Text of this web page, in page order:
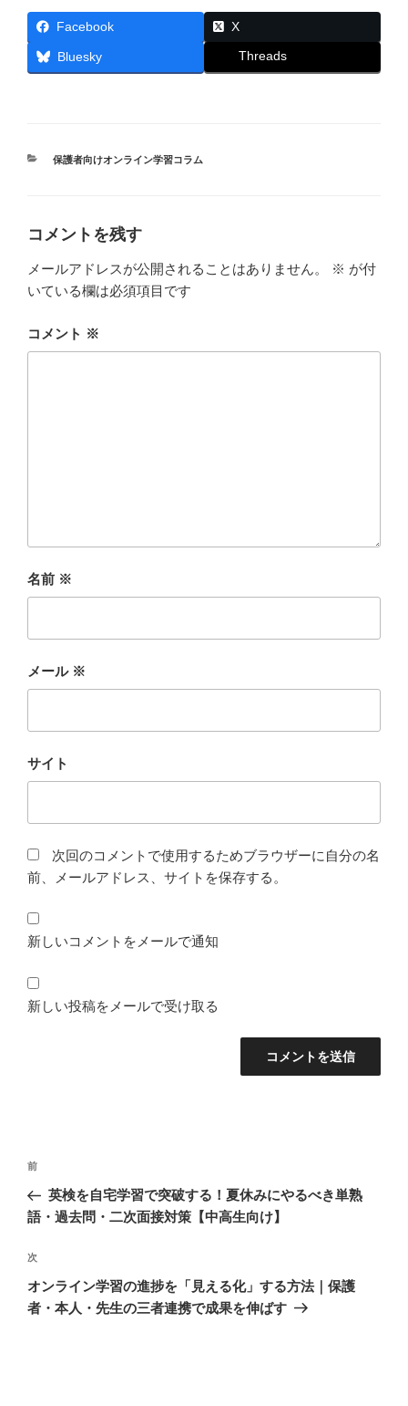
Facebook X
Bluesky Threads
カ
保護者向けオンライン学習コラム
コメントを残す
メールアドレスが公開されることはありません。 ※ が付
いている欄は必須項目です
コメント ※
名前 ※
メール ※
サイト
次回のコメントで使用するためブラウザーに自分の名
前、メールアドレス、サイトを保存する。
新しいコメントをメールで通知
新しい投稿をメールで受け取る
投
ナ
ゲ
ー
シ
前
の
投
前
英検を自宅学習で突破する！夏休みにやるべき単熟
語・過去問・二次面接対策【中高生向け】
次
の
投
次
オンライン学習の進捗を「見える化」する方法｜保護
者・本人・先生の三者連携で成果を伸ばす